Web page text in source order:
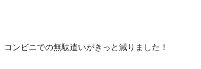
ンビニでの無駄遣いがきっと減りました！